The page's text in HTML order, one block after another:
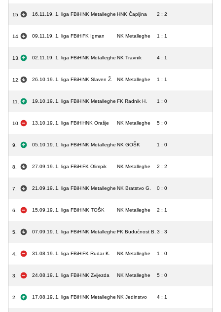
15. 16.11.19. 1. liga FBiHNK Metalleghe HNK Čapljina 2 : 2
14. 09.11.19. 1. liga FBiHFK Igman NK Metalleghe 1 : 1
13. 02.11.19. 1. liga FBiHNK Metalleghe NK Travnik 4 : 1
12. 26.10.19. 1. liga FBiHNK Slaven Ž. NK Metalleghe 1 : 1
11. 19.10.19. 1. liga FBiHNK Metalleghe FK Radnik H. 1 : 0
10. 13.10.19. 1. liga FBiHHNK Orašje NK Metalleghe 5 : 0
9. 05.10.19. 1. liga FBiHNK Metalleghe NK GOŠK 1 : 0
8. 27.09.19. 1. liga FBiHFK Olimpik NK Metalleghe 2 : 2
7. 21.09.19. 1. liga FBiHNK Metalleghe NK Bratstvo G. 0 : 0
6. 15.09.19. 1. liga FBiHNK TOŠK NK Metalleghe 2 : 1
5. 07.09.19. 1. liga FBiHNK Metalleghe FK Budućnost B. 3 : 3
4. 31.08.19. 1. liga FBiHFK Rudar K. NK Metalleghe 1 : 0
3. 24.08.19. 1. liga FBiHNK Zvijezda NK Metalleghe 5 : 0
2. 17.08.19. 1. liga FBiHNK Metalleghe NK Jedinstvo 4 : 1